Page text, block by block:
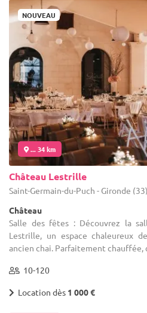
NOUVEAU
... 34 km
Château Lestrille
Saint-Germain-du-Puch - Gironde (33)
Château
Salle des fêtes : Découvrez la
Lestrille, un espace chaleureux
ancien chai. Parfaitement chauffée,
10-120
Location dès 1 000 €